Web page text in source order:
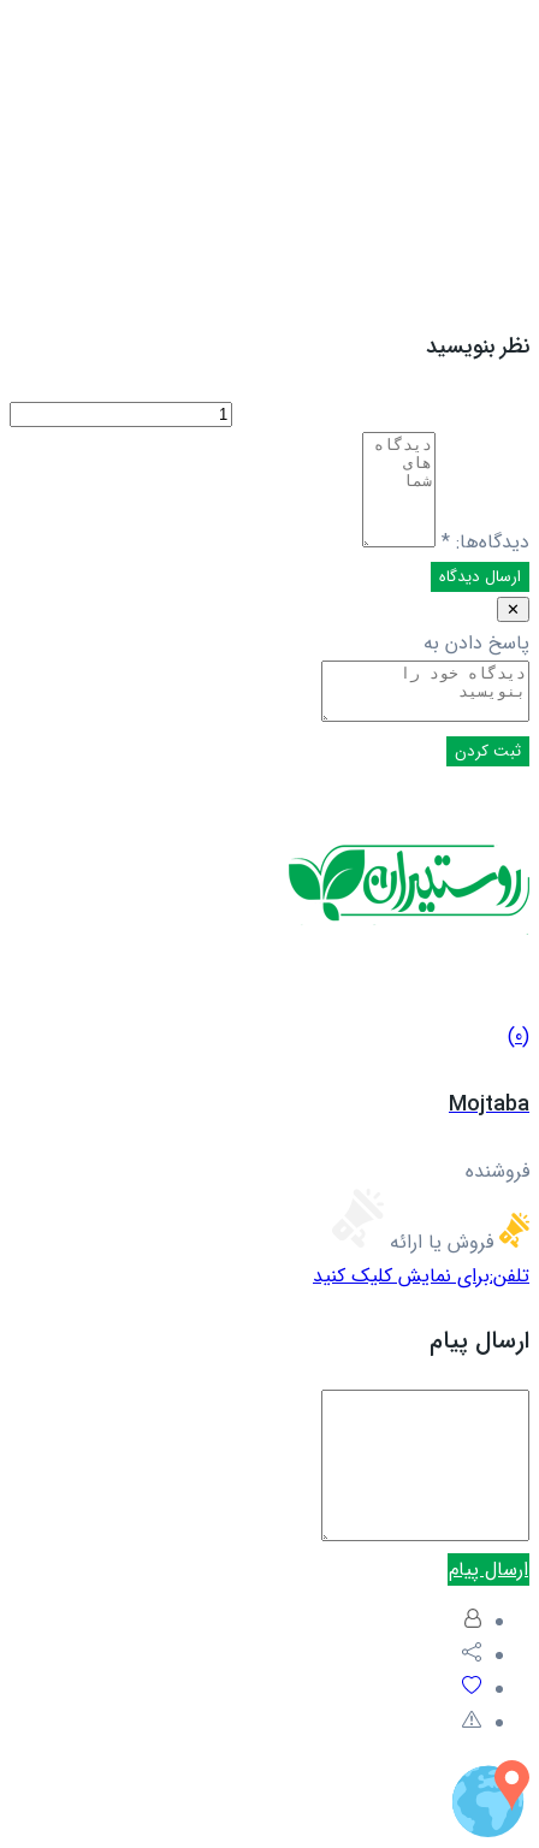
نظر بنویسید
دیدگاه‌ها: *
✕
پاسخ دادن به
(0)
Mojtaba
فروشنده
فروش یا ارائه
تلفن:برای نمایش کلیک کنید
ارسال پیام
ارسال پیام